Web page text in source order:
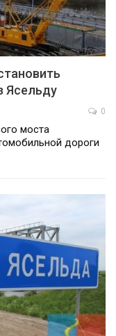
Ясельду
0
моста
дороги